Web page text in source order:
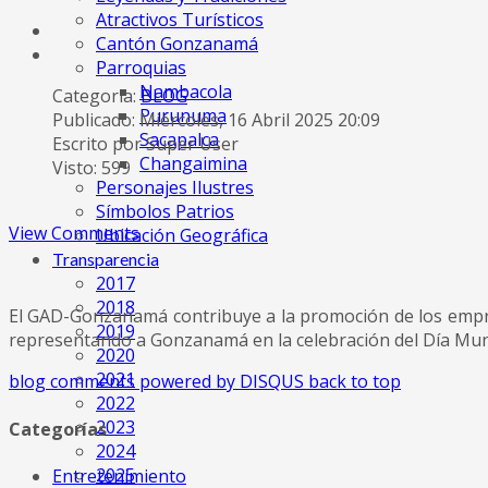
Atractivos Turísticos
Cantón Gonzanamá
Parroquias
Nambacola
Purunuma
Sacapalca
Changaimina
Personajes Ilustres
Símbolos Patrios
Ubicación Geográfica
Transparencia
2017
2018
2019
2020
2021
2022
2023
2024
2025
Categoría:BLOG
Publicado: Miércoles, 16 Abril 2025 20:09
Escrito por Super User
Visto: 599
View Comments
El GAD-Gonzanamá contribuye a la promoción de los
representando a Gonzanamá en la celebración del Día
blog comments powered by DISQUS back to top
Categorías
Entretenimiento